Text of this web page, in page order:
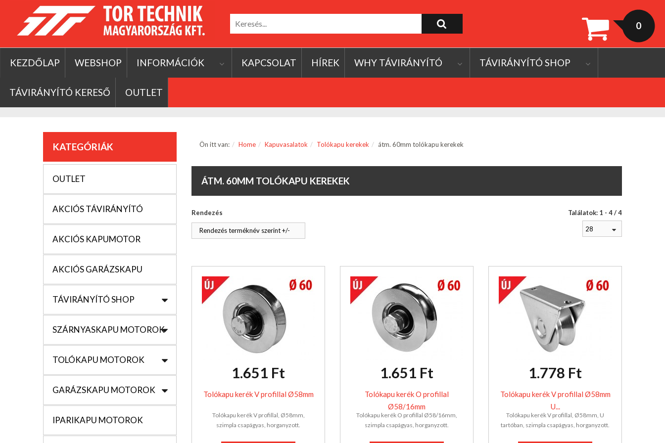
0
KEZDŐLAP WEBSHOP INFORMÁCIÓK KAPCSOLAT HÍREK WHY TÁVIRÁNYÍTÓ TÁVIRÁNYÍTÓ SHOP
TÁVIRÁNYÍTÓ KERESŐ OUTLET
KATEGÓRIÁK
OUTLET
AKCIÓS TÁVIRÁNYÍTÓ
AKCIÓS KAPUMOTOR
AKCIÓS GARÁZSKAPU
TÁVIRÁNYÍTÓ SHOP
SZÁRNYASKAPU MOTOROK
TOLÓKAPU MOTOROK
GARÁZSKAPU MOTOROK
IPARIKAPU MOTOROK
Ön itt van: Home Kapuvasalatok Tolókapu kerekek átm. 60mm tolókapu kerekek
ÁTM. 60MM TOLÓKAPU KEREKEK
Rendezés
Rendezés terméknév szerint +/-
Találatok: 1 - 4 / 4
28
1.651 Ft
Tolókapu kerék V profillal Ø58mm
Tolókapu kerék V profillal, Ø58mm,
szimpla csapágyas, horganyzott.
1.651 Ft
Tolókapu kerék O profillal
Ø58/16mm
Tolókapu kerék O profillal Ø58/16mm,
szimpla csapágyas, horganyzott.
1.778 Ft
Tolókapu kerék V profillal Ø58mm
U...
Tolókapu kerék V profillal, Ø58mm, U
tartóban, szimpla csapágyas, horganyzott.